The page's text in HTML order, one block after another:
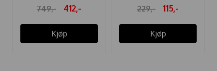
749,- 412,-
Kjøp
229,- 115,-
Kjøp